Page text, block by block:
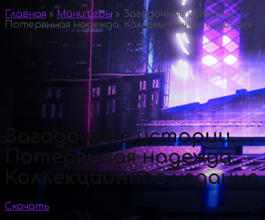
Главная » Мини игры » Загадочные истории.
Потерянная надежда. Коллекционное издание»
Загадочные истории.
Потерянная надежда.
Коллекционное издание
Скачать